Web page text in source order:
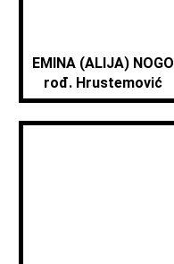
EMINA (ALIJA) NOGO
rođ. Hrustemović